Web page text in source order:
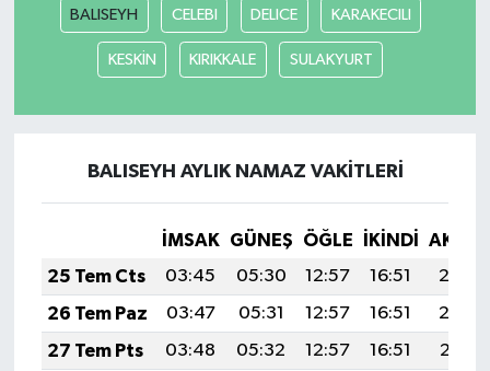
BALISEYH CELEBI DELICE KARAKECILI
KESKİN KIRIKKALE SULAKYURT
BALISEYH AYLIK NAMAZ VAKITLERI
İMSAK GÜNEŞ ÖĞLE İKINDI
25 Tem Cts
03:45 05:30 12:57 16:51
20:13
26 Tem Paz
03:47 05:31 12:57 16:51
20:12
27 Tem Pts
03:48 05:32 12:57 16:51
20:11